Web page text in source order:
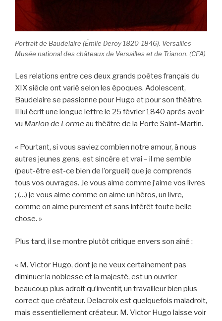
Portrait de Baudelaire (Émile Deroy 1820-1846). Versailles
Musée national des châteaux de Versailles et de Trianon. (CFA)
Les relations entre ces deux grands poètes français du
XIX siècle ont varié selon les époques. Adolescent,
Baudelaire se passionne pour Hugo et pour son théâtre.
Il lui écrit une longue lettre le 25 février 1840 après avoir
vu Marion de Lorme au théâtre de la Porte Saint-Martin.
« Pourtant, si vous saviez combien notre amour, à nous
autres jeunes gens, est sincère et vrai – il me semble
(peut-être est-ce bien de l’orgueil) que je comprends
tous vos ouvrages. Je vous aime comme j’aime vos livres
; (…) je vous aime comme on aime un héros, un livre,
comme on aime purement et sans intérêt toute belle
chose. »
Plus tard, il se montre plutôt critique envers son aîné :
« M. Victor Hugo, dont je ne veux certainement pas
diminuer la noblesse et la majesté, est un ouvrier
beaucoup plus adroit qu’inventif, un travailleur bien plus
correct que créateur. Delacroix est quelquefois maladroit,
mais essentiellement créateur. M. Victor Hugo laisse voir